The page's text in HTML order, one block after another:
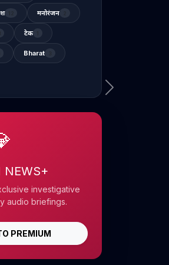
मनोरंजन
टेक
Bharat
NEWS+
investigative
audio briefings.
PREMIUM